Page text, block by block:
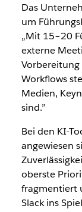
Das
um
„Mit 15–20
externe
Vorbereitung
Workflows
Medien,
sind.”
Bei den KI-
angewiesen
oberste
fragmentiert
Slack ins